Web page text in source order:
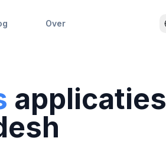
Over
applicaties